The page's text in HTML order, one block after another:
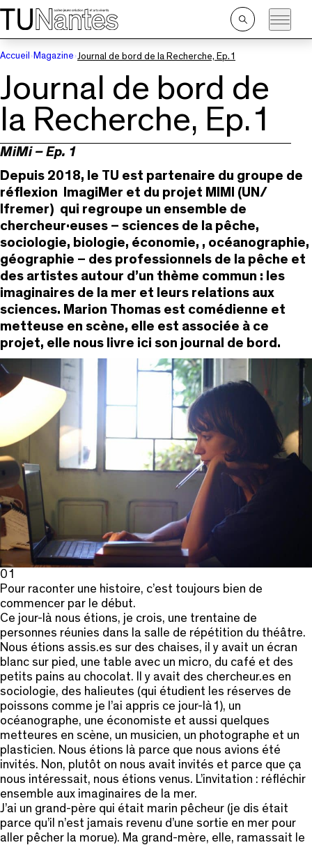
Passer directement à la navigation
Passer directement au contenu principal
Ouvrir
la
Accueil
Magazine Journal de bord de la Recherche, Ep.1
Journal de bord de
la Recherche, Ep.1
MiMi – Ep. 1
Depuis 2018, le TU est partenaire du groupe de
réflexion ImagiMer et du projet MIMI (UN/
Ifremer) qui regroupe un ensemble de
chercheur·euses – sciences de la pêche,
sociologie, biologie, économie, , océanographie,
géographie – des professionnels de la pêche et
des artistes autour d’un thème commun : les
imaginaires de la mer et leurs relations aux
sciences. Marion Thomas est comédienne et
metteuse en scène, elle est associée à ce
projet, elle nous livre ici son journal de bord.
01
Pour raconter une histoire, c’est toujours bien de
commencer par le début.
Ce jour-là nous étions, je crois, une trentaine de
personnes réunies dans la salle de répétition du théâtre.
Nous étions assis.es sur des chaises, il y avait un écran
blanc sur pied, une table avec un micro, du café et des
petits pains au chocolat. Il y avait des chercheur.es en
sociologie, des halieutes (qui étudient les réserves de
poissons comme je l’ai appris ce jour-là1), un
océanographe, une économiste et aussi quelques
metteures en scène, un musicien, un photographe et un
plasticien. Nous étions là parce que nous avions été
invités. Non, plutôt on nous avait invités et parce que ça
nous intéressait, nous étions venus. L’invitation : réfléchir
ensemble aux imaginaires de la mer.
J’ai un grand-père qui était marin pêcheur (je dis était
parce qu’il n’est jamais revenu d’une sortie en mer pour
aller pêcher la morue). Ma grand-mère, elle, ramassait le